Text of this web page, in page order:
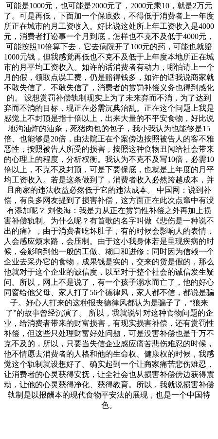
可能是1000元，也可能是2000元了，2000元乘10，就是2万元
了。可是再低，下面加一个保底数，不得低于消费者上一年度
所正在城市的月工资收入。好比说这处所上年工资收入是4000
元，消费者打讼事一个月到底，怎样也不克不及低于4000元，
可能按照10倍算下去，它去病院开了100元的药，可能也就赔
1000元钱，但我感觉再低也不克不及低于上年度本地所正在城
市的月平均工资收入。如许的话消费者有动力，哪怕请上一个
月的假，领取点误工费，仍是赔得钱多，如许的话我说商家就
不敢失信了。不敢失信了，消费者的赏罚补偿义务也得到感化
的。 设想赏罚补偿轨制现实上为了未来弃而不消，为了达到
弃而不消的目标，现正在必需沉典治乱。正在这个问题上我是
感觉上不封顶是指十倍以上，出来大量的不平安食物，好比说
地沟油炸的油条，死猪肉包的包子，我小我认为也能够是15
倍、也能够是20倍，由法院正在个案傍边按照被告人的客不雅
恶性，按照被告人所受的损害，按照这种食物丑闻给社会带来
的心理上的程度，分析权衡。我认为不克不及写10倍，必需10
倍以上，不克不及封顶，可是下要保底，也就是上年度的月平
均工资收入。若是这条做到了，消费者收入必然跨越成本，并
且商家的违法收益必然低于它的违法成本。 中国网：说到补
偿，有良多网友提到了损害补偿，这方面正在此次点窜中有没
有添加呢？ 刘俊海：我是力从正在赏罚性补偿之外再加上损
害补偿轨制。为什么呢？有首歌的名字叫做《悲伤是一种说不
出的痛》，由于消费者吃坏肚子，有的时候会影响人的表情，
人会感应烦末路，会压制。由于这小我身体若是呈现疾病的时
候，会影响到他一般的工做、糊口和进修；同时因为信赖一个
企业去采办它的食物，成果钱是实的，交来的货是假的，那么
他就对于这个企业的诚信度，以至对于整个社会的诚信发生疑
问。所以，网上不是说了，有一个孩子溺水而亡了，他的好心
同窗给他父母、家人打了56个德律风，家人都不信，都说是骗
子。好心人打来的这种报丧德律风都认为是骗子了，“狼来
了”的故事曾经沉演了。 所以，我就说针对这种食物问题的企
业，给消费者带来的财富损害，有现实损害补偿，还有赏罚性
补偿，但这些只处理财富好处问题，可是没害补偿也是千万不
克不及的，所以，只要当失信企业感应痛苦悲伤难忍的时候，
他不情愿去消费者的人格和他的生命权、健康权的时候，我感
觉这个轨制就设想好了。确实起到一个让商家痛苦悲伤难忍，
让消费者的心灵获得安抚，让全社会也从损害补偿傍边获得震
动，让他的心灵获得净化、获得教育。所以，我就说损害补偿
轨制是以报酬本的现代食物平安法的展现，也是一个中国特
色。